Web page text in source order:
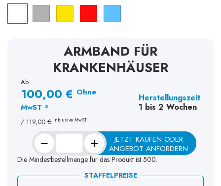
Gelb Rot Hellblau
ARMBAND FÜR
KRANKENHÄUSER
Ab
100,00 € Ohne
MwST *
/ 119,00 € inklusive MwST
Herstellungszeit
1 bis 2 Wochen
− +
JETZT KAUFEN ODER
ANGEBOT ANFORDERN
Die Mindestbestellmenge für das Produkt ist 500.
STAFFELPREISE